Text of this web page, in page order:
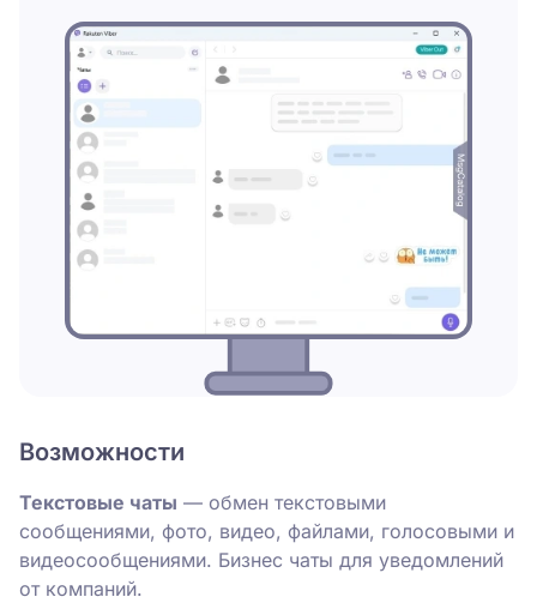
Возможности
Текстовые чаты — обмен текстовыми
сообщениями, фото, видео, файлами, голосовыми и
видеосообщениями. Бизнес чаты для уведомлений
от компаний.